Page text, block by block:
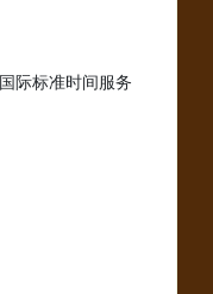
际标准时间服务